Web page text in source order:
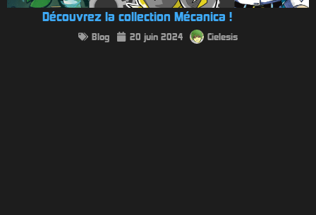
Découvrez la collection Mécanica !
Blog 20 juin 2024 Cielesis